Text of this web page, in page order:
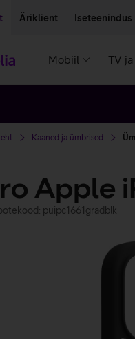
Äriklient Iseteenindus
Mobiil TV
Kaaned ja ümbrised
Apple
puipc1661gradblk